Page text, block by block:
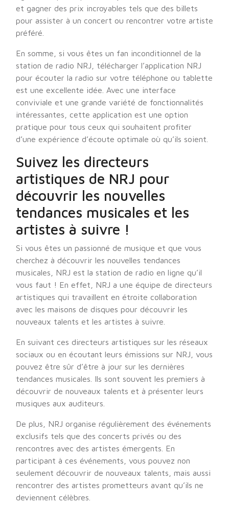
et gagner des prix incroyables tels que des billets
pour assister à un concert ou rencontrer votre artiste
préféré.
En somme, si vous êtes un fan inconditionnel de la
station de radio NRJ, télécharger l’application NRJ
pour écouter la radio sur votre téléphone ou tablette
est une excellente idée. Avec une interface
conviviale et une grande variété de fonctionnalités
intéressantes, cette application est une option
pratique pour tous ceux qui souhaitent profiter
d’une expérience d’écoute optimale où qu’ils soient.
Suivez les directeurs
artistiques de NRJ pour
découvrir les nouvelles
tendances musicales et les
artistes à suivre !
Si vous êtes un passionné de musique et que vous
cherchez à découvrir les nouvelles tendances
musicales, NRJ est la station de radio en ligne qu’il
vous faut ! En effet, NRJ a une équipe de directeurs
artistiques qui travaillent en étroite collaboration
avec les maisons de disques pour découvrir les
nouveaux talents et les artistes à suivre.
En suivant ces directeurs artistiques sur les réseaux
sociaux ou en écoutant leurs émissions sur NRJ, vous
pouvez être sûr d’être à jour sur les dernières
tendances musicales. Ils sont souvent les premiers à
découvrir de nouveaux talents et à présenter leurs
musiques aux auditeurs.
De plus, NRJ organise régulièrement des événements
exclusifs tels que des concerts privés ou des
rencontres avec des artistes émergents. En
participant à ces événements, vous pouvez non
seulement découvrir de nouveaux talents, mais aussi
rencontrer des artistes prometteurs avant qu’ils ne
deviennent célèbres.